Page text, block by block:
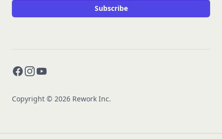
Subscribe
Facebook
Instagram
YouTube
Copyright © 2026 Rework Inc.